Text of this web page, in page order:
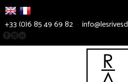
+33 (0)6 85 49 69 82 -